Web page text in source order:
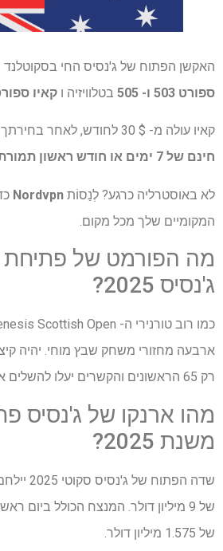
האקשן הפתוח של ג'נסיס החי בסקוטלנד
ספורט 503 ו- 505
בטלוויזיה ו קאיו
קאיו עולה מ- $ 30 לחודש, לאחר בחירתך באף אחד מהם
חינם של 7 ימים או חודש ראשון תמורת 1 דולר
לא באוסטרליה כרגע? לְנַסוֹת Nordvpn
המקומיים שלך מכל מקום.
מה הפורמט של פתיחת
ג'נסיס 2025?
ארבעה מחזורי משחק שבץ מוחי. יהיה
רק 65 הראשונים והקשרים יעלו להשלים את 36 החורים הסופיים.
מהו ארנקו של ג'נסיס
משנת 2025?
שדה
של 9 מיליון דולר. המנצח הכולל ביום
של 1.575 מיליון דולר.